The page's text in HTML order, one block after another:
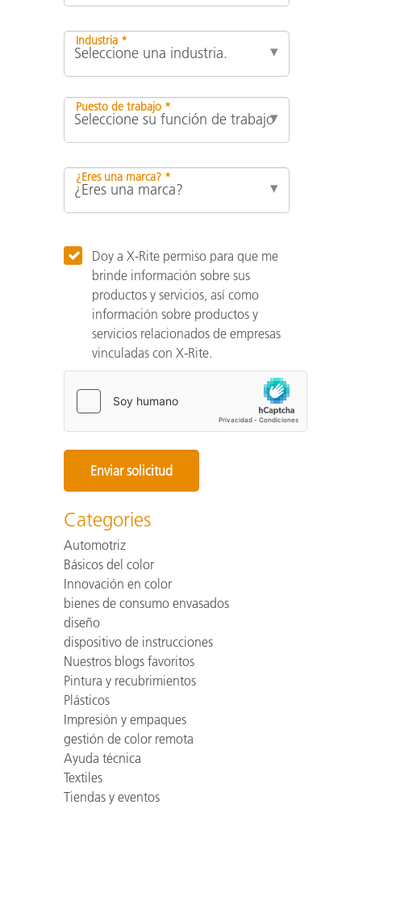
Industria *
Puesto de trabajo *
¿Eres una marca? *
Doy a X-Rite permiso para que me
brinde información sobre sus
productos y servicios, así como
información sobre productos y
servicios relacionados de empresas
vinculadas con X-Rite.
Categories
Automotriz
Básicos del color
Innovación en color
bienes de consumo envasados
diseño
dispositivo de instrucciones
Nuestros blogs favoritos
Pintura y recubrimientos
Plásticos
Impresión y empaques
gestión de color remota
Ayuda técnica
Textiles
Tiendas y eventos